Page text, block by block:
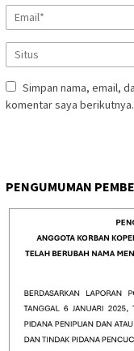
Simpan nama, email,
komentar saya berikutnya.
PENGUMUMAN